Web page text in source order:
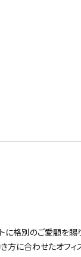
に格別のご愛顧を賜
方に合わせたオフ